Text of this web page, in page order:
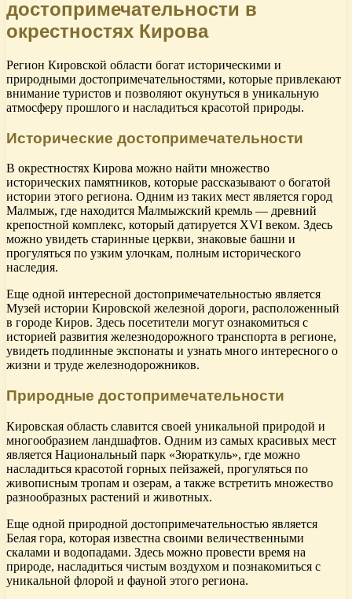
достопримечательности в
окрестностях Кирова
Регион Кировской области богат историческими и
природными достопримечательностями, которые привлекают
внимание туристов и позволяют окунуться в уникальную
атмосферу прошлого и насладиться красотой природы.
Исторические достопримечательности
В окрестностях Кирова можно найти множество
исторических памятников, которые рассказывают о богатой
истории этого региона. Одним из таких мест является город
Малмыж, где находится Малмыжский кремль — древний
крепостной комплекс, который датируется XVI веком. Здесь
можно увидеть старинные церкви, знаковые башни и
прогуляться по узким улочкам, полным исторического
наследия.
Еще одной интересной достопримечательностью является
Музей истории Кировской железной дороги, расположенный
в городе Киров. Здесь посетители могут ознакомиться с
историей развития железнодорожного транспорта в регионе,
увидеть подлинные экспонаты и узнать много интересного о
жизни и труде железнодорожников.
Природные достопримечательности
Кировская область славится своей уникальной природой и
многообразием ландшафтов. Одним из самых красивых мест
является Национальный парк «Зюраткуль», где можно
насладиться красотой горных пейзажей, прогуляться по
живописным тропам и озерам, а также встретить множество
разнообразных растений и животных.
Еще одной природной достопримечательностью является
Белая гора, которая известна своими величественными
скалами и водопадами. Здесь можно провести время на
природе, насладиться чистым воздухом и познакомиться с
уникальной флорой и фауной этого региона.